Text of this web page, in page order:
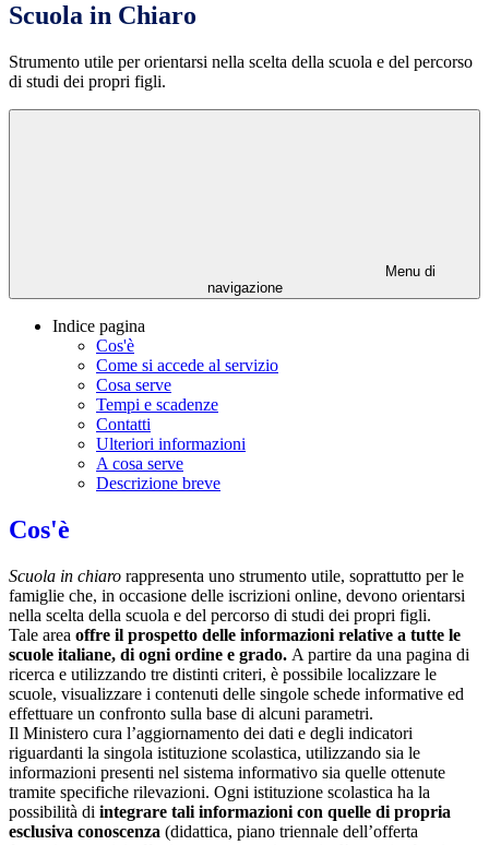
Scuola in Chiaro
Strumento utile per orientarsi nella scelta della scuola e del percorso
di studi dei propri figli.
Menu di
navigazione
Indice pagina
Cos'è
Come si accede al servizio
Cosa serve
Tempi e scadenze
Contatti
Ulteriori informazioni
A cosa serve
Descrizione breve
Cos'è
Scuola in chiaro rappresenta uno strumento utile, soprattutto per le
famiglie che, in occasione delle iscrizioni online, devono orientarsi
nella scelta della scuola e del percorso di studi dei propri figli.
Tale area offre il prospetto delle informazioni relative a tutte le
scuole italiane, di ogni ordine e grado. A partire da una pagina di
ricerca e utilizzando tre distinti criteri, è possibile localizzare le
scuole, visualizzare i contenuti delle singole schede informative ed
effettuare un confronto sulla base di alcuni parametri.
Il Ministero cura l’aggiornamento dei dati e degli indicatori
riguardanti la singola istituzione scolastica, utilizzando sia le
informazioni presenti nel sistema informativo sia quelle ottenute
tramite specifiche rilevazioni. Ogni istituzione scolastica ha la
possibilità di integrare tali informazioni con quelle di propria
esclusiva conoscenza (didattica, piano triennale dell’offerta